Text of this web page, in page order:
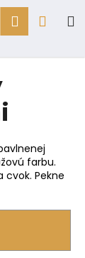
Hľadať
košík
farbu.
Pekne